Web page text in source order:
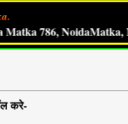
NoidaMatka,
करे-